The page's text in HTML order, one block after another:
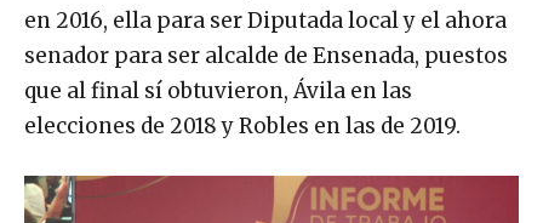
en 2016, ella para ser Diputada local y el ahora
senador para ser alcalde de Ensenada, puestos
que al final sí obtuvieron, Ávila en las
elecciones de 2018 y Robles en las de 2019.